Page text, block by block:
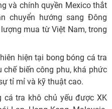
và chính quyền Mexico thắt
chuyển hướng sang Đông
mua từ Việt Nam, trong
hiện tại bong bóng cá tra
biến công phu, khá phức
tỉ mỉ và kỹ thuật cao.
cá tra khô chủ yếu được XK